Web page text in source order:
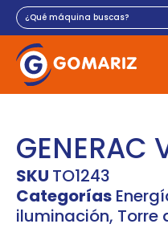
GENERAC
SKU TO1243
Categorías
iluminación, Torre